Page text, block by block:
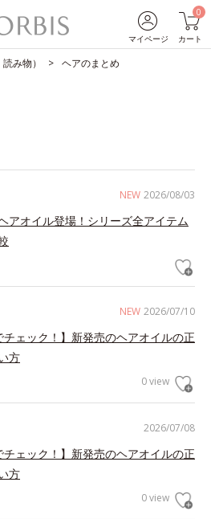
マイページ
0
カート
み物） ヘアのまとめ
NEW 2026/08/03
アオイル登場！シリーズ全アイテム
NEW 2026/07/10
チェック！】新発売のヘアオイルの正
方
0 view
2026/07/08
チェック！】新発売のヘアオイルの正
方
0 view